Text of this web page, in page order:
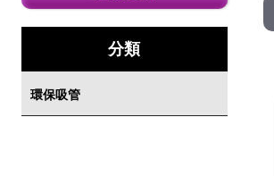
分類
環保吸管